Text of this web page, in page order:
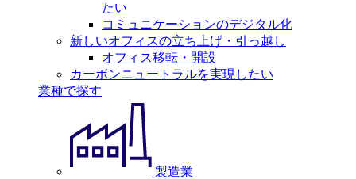
たい
コミュニケーションのデジタル化
新しいオフィスの立ち上げ・引っ越し
オフィス移転・開設
カーボンニュートラルを実現したい
業種で探す
製造業